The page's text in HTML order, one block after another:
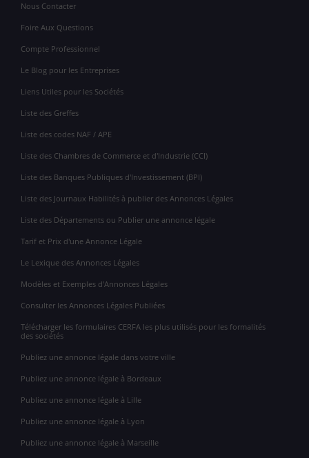
Nous Contacter
Foire Aux Questions
Compte Professionnel
Le Blog pour les Entreprises
Liens Utiles pour les Sociétés
Liste des Greffes
Liste des codes NAF / APE
Liste des Chambres de Commerce et d'Industrie (CCI)
Liste des Banques Publiques d'Investissement (BPI)
Liste des Journaux Habilités à publier des Annonces Légales
Liste des Départements ou Publier une annonce légale
Tarif et Prix d'une Annonce Légale
Le Lexique des Annonces Légales
Modèles et Exemples d'Annonces Légales
Consulter les Annonces Légales Publiées
Télécharger les formulaires CERFA les plus utilisés pour les formalités
des sociétés
Publiez une annonce légale dans votre ville
Publiez une annonce légale à Bordeaux
Publiez une annonce légale à Lille
Publiez une annonce légale à Lyon
Publiez une annonce légale à Marseille